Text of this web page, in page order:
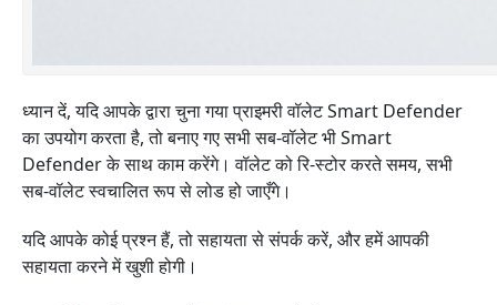
ध्यान दें, यदि आपके द्वारा चुना गया प्राइमरी वॉलेट Smart Defender
का उपयोग करता है, तो बनाए गए सभी सब-वॉलेट भी Smart
Defender के साथ काम करेंगे। वॉलेट को रि-स्टोर करते समय, सभी
सब-वॉलेट स्वचालित रूप से लोड हो जाएँगे।
यदि आपके कोई प्रश्न हैं, तो सहायता से संपर्क करें, और हमें आपकी
सहायता करने में खुशी होगी।